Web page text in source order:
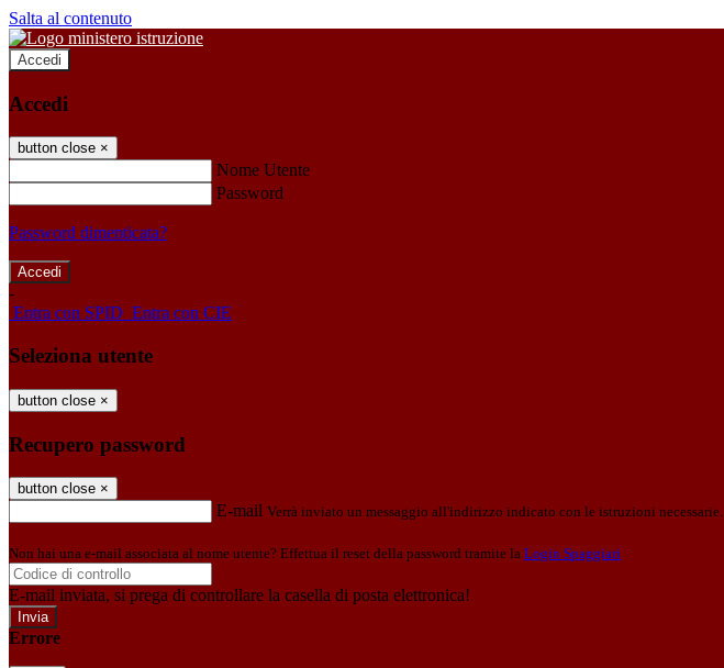
Salta al contenuto
Accedi
Accedi
button close ×
Nome Utente
Password
Password dimenticata?
-
Entra con SPID Entra con CIE
Seleziona utente
button close ×
Recupero password
button close ×
E-mail Verrà inviato un messaggio all'indirizzo indicato con le istruzioni necessarie.
Non hai una e-mail associata al nome utente? Effettua il reset della password tramite la Login Spaggiari
E-mail inviata, si prega di controllare la casella di posta elettronica!
Errore